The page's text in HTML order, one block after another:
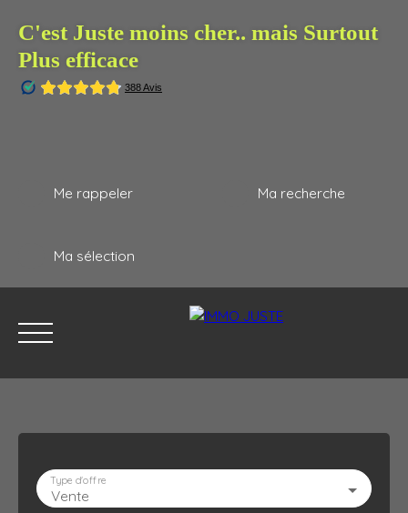
C'est Juste moins cher.. mais Surtout
Plus efficace
Me rappeler Ma recherche
Ma sélection
ACCUEIL ESTIMATION
Vente
Type d'offre